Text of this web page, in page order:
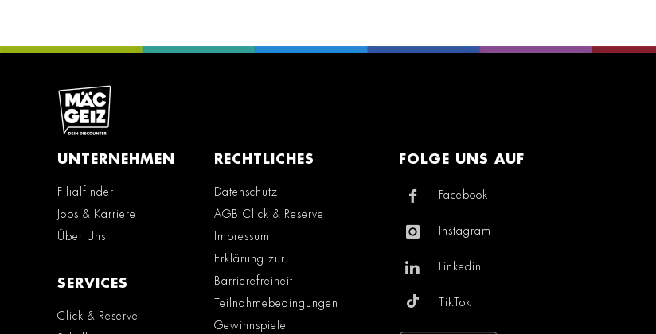
UNTERNEHMEN
Filialfinder
Jobs & Karriere
Über Uns
SERVICES
Click & Reserve
RECHTLICHES
Datenschutz
AGB Click & Reserve
Impressum
Erklärung zur
Barrierefreiheit
Teilnahmebedingungen
Gewinnspiele
FOLGE UNS AUF
Facebook
Instagram
Linkedin
TikTok